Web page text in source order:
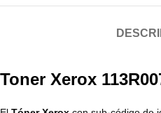
Toner Xerox